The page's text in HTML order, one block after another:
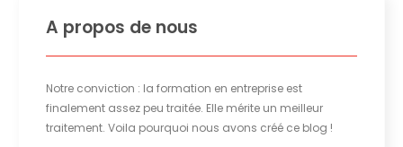
A propos de nous
Notre conviction : la formation en entreprise est
finalement assez peu traitée. Elle mérite un meilleur
traitement. Voila pourquoi nous avons créé ce blog !